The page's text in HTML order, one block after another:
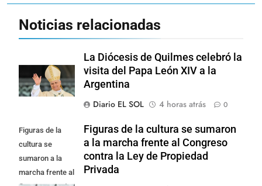
Noticias relacionadas
La Diócesis de Quilmes celebró la
visita del Papa León XIV a la
Argentina
Diario EL SOL
4 horas atrás 0
Figuras de la
cultura se
sumaron a la
marcha frente al
Figuras de la cultura se sumaron
a la marcha frente al Congreso
contra la Ley de Propiedad
Privada